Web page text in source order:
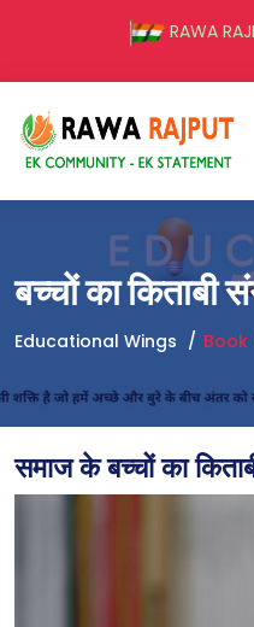
RAWA
बच्चों का किताबी
Educational Wings
समाज के बच्चों का